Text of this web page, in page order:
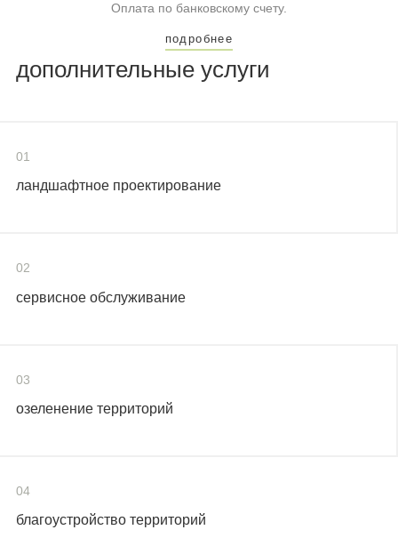
Оплата по банковскому счету.
подробнее
дополнительные услуги
01
ландшафтное проектирование
02
сервисное обслуживание
03
озеленение территорий
04
благоустройство территорий